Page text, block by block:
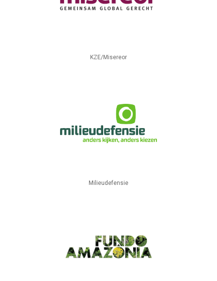
KZE/Misereor
Milieudefensie